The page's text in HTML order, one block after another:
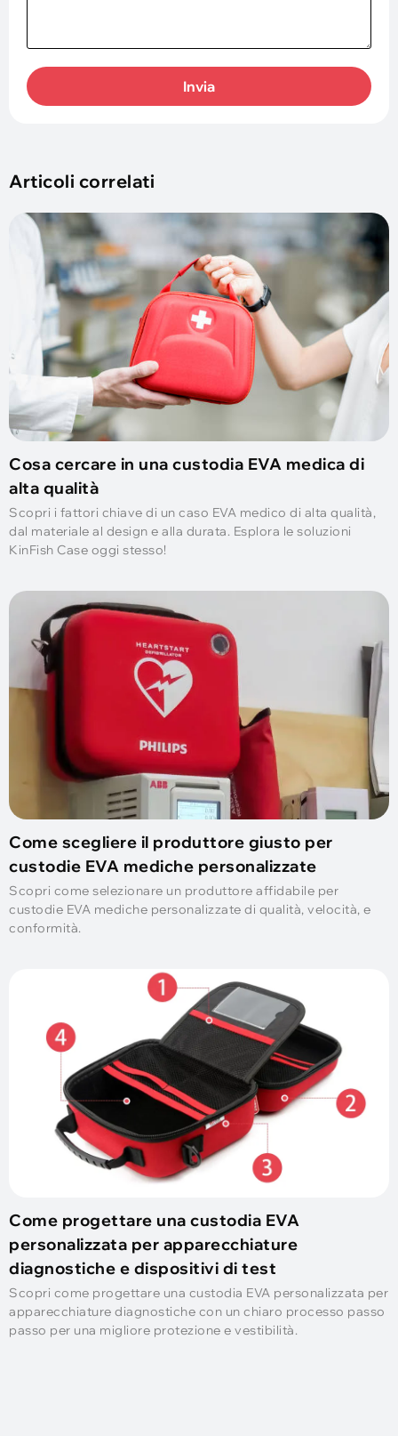
Invia
Articoli correlati
Cosa cercare in una custodia EVA medica di
alta qualità
Scopri i fattori chiave di un caso EVA medico di alta qualità,
dal materiale al design e alla durata. Esplora le soluzioni
KinFish Case oggi stesso!
Come scegliere il produttore giusto per
custodie EVA mediche personalizzate
Scopri come selezionare un produttore affidabile per
custodie EVA mediche personalizzate di qualità, velocità, e
conformità.
Come progettare una custodia EVA
personalizzata per apparecchiature
diagnostiche e dispositivi di test
Scopri come progettare una custodia EVA personalizzata per
apparecchiature diagnostiche con un chiaro processo passo
passo per una migliore protezione e vestibilità.